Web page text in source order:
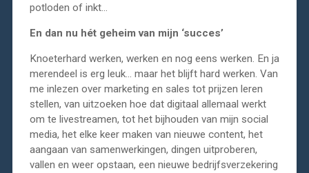
potloden of inkt…
En dan nu hét geheim van mijn ‘succes’
Knoeterhard werken, werken en nog eens werken. En ja
merendeel is erg leuk… maar het blijft hard werken. Van
me inlezen over marketing en sales tot prijzen leren
stellen, van uitzoeken hoe dat digitaal allemaal werkt
om te livestreamen, tot het bijhouden van mijn social
media, het elke keer maken van nieuwe content, het
aangaan van samenwerkingen, dingen uitproberen,
vallen en weer opstaan, een nieuwe bedrijfsverzekering